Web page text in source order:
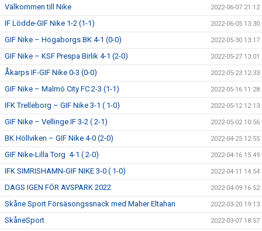
Välkommen till Nike 2022-06-07 21:12
IF Lödde-GIF Nike 1-2 (1-1) 2022-06-05 13:30
GIF Nike – Högaborgs BK 4-1 (0-0) 2022-05-30 13:17
GIF Nike – KSF Prespa Birlik 4-1 (2-0) 2022-05-27 13:01
Åkarps IF-GIF Nike 0-3 (0-0) 2022-05-23 12:33
GIF Nike – Malmö City FC 2-3 (1-1) 2022-05-16 11:28
IFK Trelleborg – GIF Nike 3-1 ( 1-0) 2022-05-12 12:13
GIF Nike – Vellinge IF 3-2 ( 2-1) 2022-05-02 10:56
BK Höllviken – GIF Nike 4-0 (2-0) 2022-04-25 12:55
GIF Nike-Lilla Torg 4-1 ( 2-0) 2022-04-16 15:49
IFK SIMRISHAMN-GIF NIKE 3-0 ( 1-0) 2022-04-11 14:54
DAGS IGEN FÖR AVSPARK 2022 2022-04-09 16:52
Skåne Sport Försäsongssnack med Maher Eltahan 2022-03-20 19:13
SkåneSport 2022-03-07 18:57